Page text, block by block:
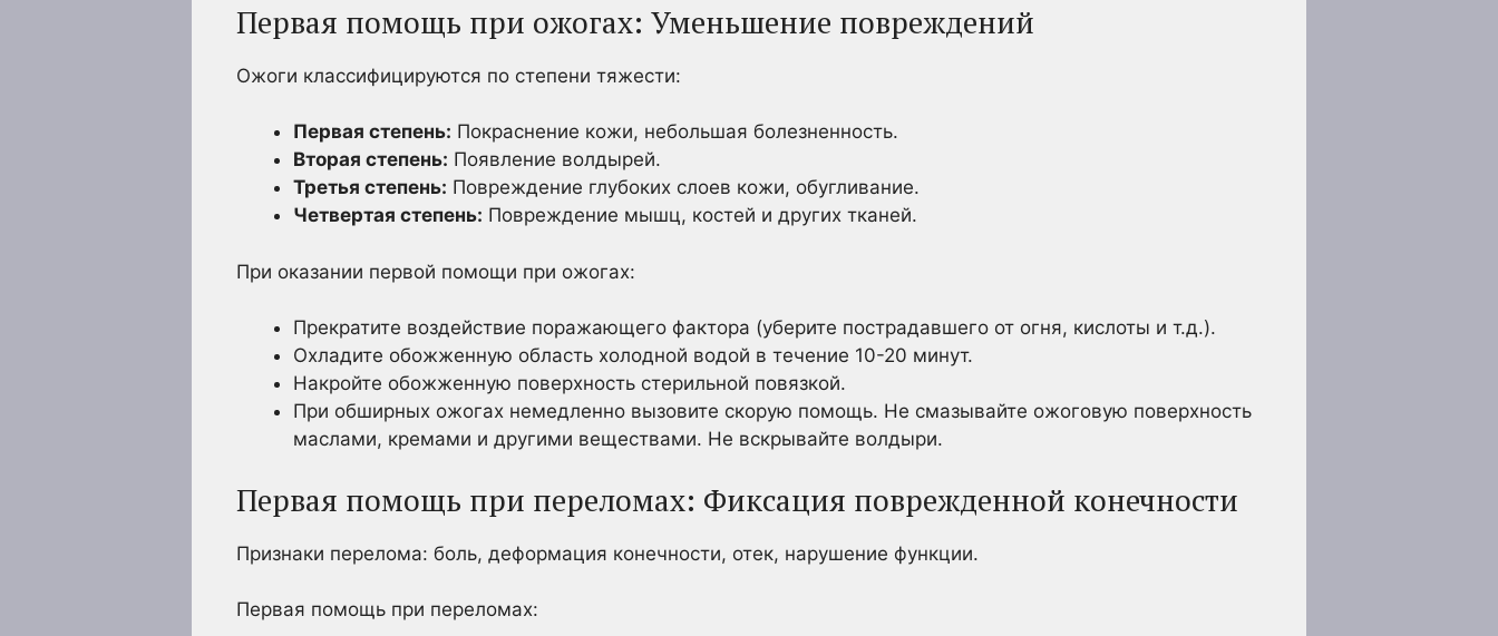
Первая помощь при ожогах: Уменьшение повреждений
Ожоги классифицируются по степени тяжести:
Первая степень: Покраснение кожи, небольшая болезненность.
Вторая степень: Появление волдырей.
Третья степень: Повреждение глубоких слоев кожи, обугливание.
Четвертая степень: Повреждение мышц, костей и других тканей.
При оказании первой помощи при ожогах:
Прекратите воздействие поражающего фактора (уберите пострадавшего от огня, кислоты и т.д.).
Охладите обожженную область холодной водой в течение 10-20 минут.
Накройте обожженную поверхность стерильной повязкой.
При обширных ожогах немедленно вызовите скорую помощь. Не смазывайте ожоговую поверхность
маслами, кремами и другими веществами. Не вскрывайте волдыри.
Первая помощь при переломах: Фиксация поврежденной конечности
Признаки перелома: боль, деформация конечности, отек, нарушение функции.
Первая помощь при переломах: